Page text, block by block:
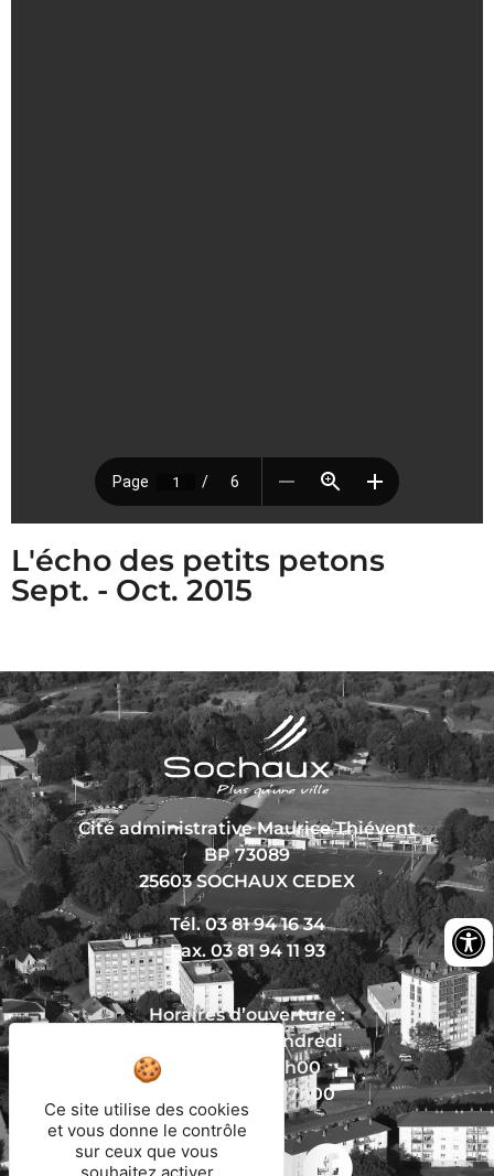
L'écho des petits petons
Sept. - Oct. 2015
Cité administrative Maurice Thiévent
BP 73089
25603 SOCHAUX CEDEX
Tél. 03 81 94 16 34
Fax. 03 81 94 11 93
Horaires d’ouverture :
Du lundi au vendredi
De 8h30 à 12h00
Et de 13h30 à 17h00
Ce site utilise des cookies
et vous donne le contrôle
sur ceux que vous